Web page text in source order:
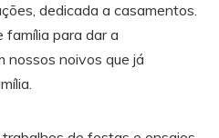
dedicada a casamentos.
para dar a
nossos noivos que já